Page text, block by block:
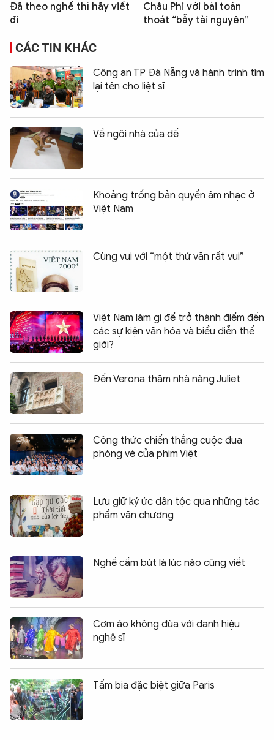
Đã theo nghề thì hãy viết
đi
Châu Phi với bài toán
thoát “bẫy tài nguyên”
CÁC TIN KHÁC
Công an TP Đà Nẵng và hành trình tìm
lại tên cho liệt sĩ
Về ngôi nhà của dế
Khoảng trống bản quyền âm nhạc ở
Việt Nam
Cùng vui với “một thứ văn rất vui”
Việt Nam làm gì để trở thành điểm đến
các sự kiện văn hóa và biểu diễn thế
giới?
Đến Verona thăm nhà nàng Juliet
Công thức chiến thắng cuộc đua
phòng vé của phim Việt
Lưu giữ ký ức dân tộc qua những tác
phẩm văn chương
Nghề cầm bút là lúc nào cũng viết
Cơm áo không đùa với danh hiệu
nghệ sĩ
Tấm bia đặc biệt giữa Paris